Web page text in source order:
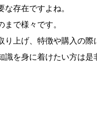
存在ですよね。
で様々です。
上げ、特徴や購入の際
を身に着けたい方は是